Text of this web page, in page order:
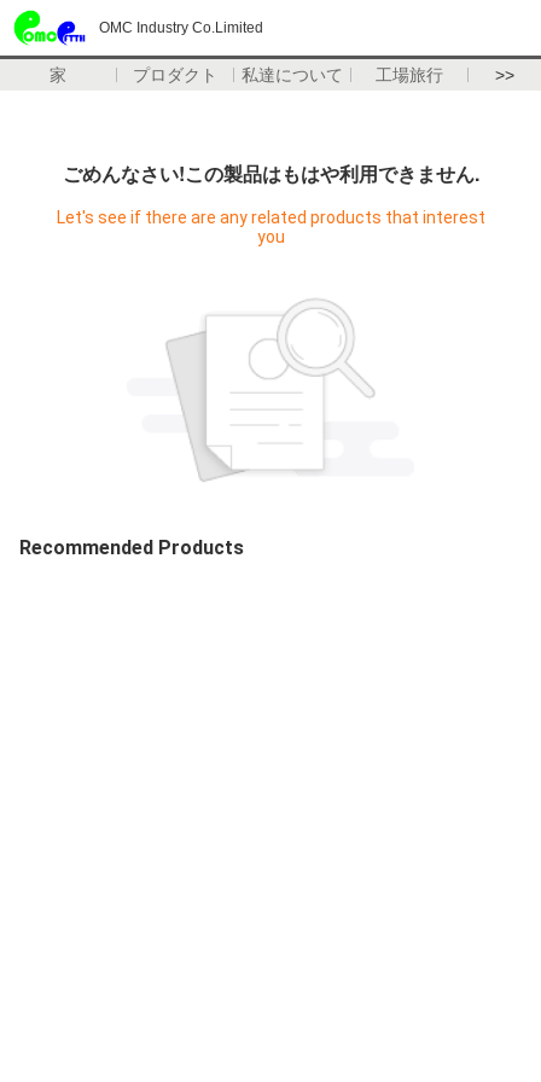
OMC Industry Co.Limited
家 プロダクト 私達について 工場旅行 >>
ごめんなさい!この製品はもはや利用できません.
Let's see if there are any related products that interest
you
Recommended Products